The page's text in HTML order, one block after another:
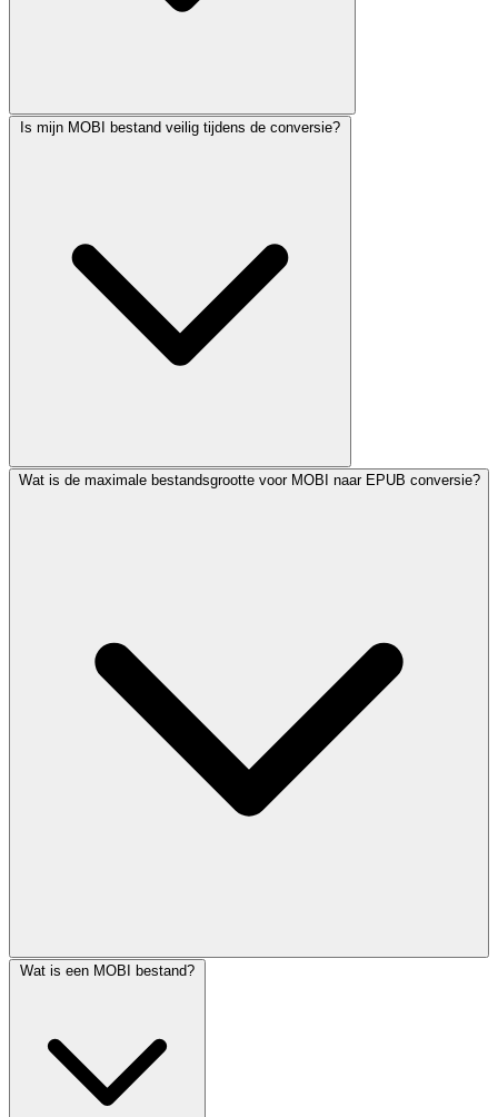
Is mijn MOBI bestand veilig tijdens de conversie?
Wat is de maximale bestandsgrootte voor MOBI naar EPUB conversie?
Wat is een MOBI bestand?